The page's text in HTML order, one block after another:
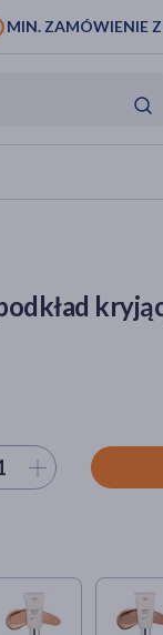
MIN. ZAMÓWIENIE
ilość